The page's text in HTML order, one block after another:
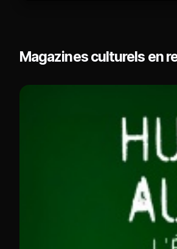
Magazines culturels en